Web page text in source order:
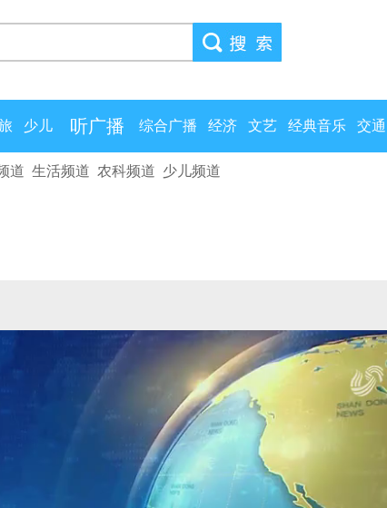
少儿 听广播 综合广播 经济 文艺 经典音乐 交通
道 生活频道 农科频道 少儿频道